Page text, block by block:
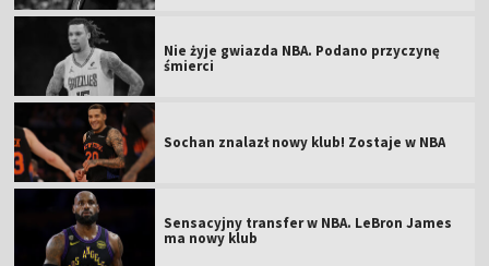
Nie żyje gwiazda NBA. Podano przyczynę
śmierci
Sochan znalazł nowy klub! Zostaje w NBA
Sensacyjny transfer w NBA. LeBron James
ma nowy klub